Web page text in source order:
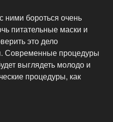
бороться очень
питательные маски и
это дело
Современные процедуры
выглядеть молодо и
процедуры, как